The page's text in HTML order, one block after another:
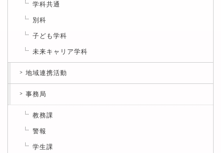
学科共通
別科
子ども学科
未来キャリア学科
地域連携活動
事務局
教務課
警報
学生課